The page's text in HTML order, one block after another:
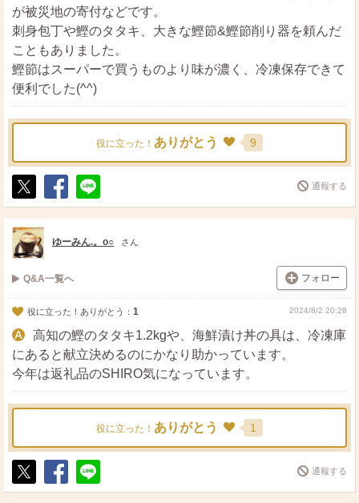
が被災地の寄付などです。
刺身包丁や鰹のタタキ、大きな鰹節&鰹節削り器を頼んだ
こともありました。
鰹節はスーパーで買うものより味が濃く、冷凍保存できて
便利でした(^^)
役に立った！ ありがとう 9
ポ
ス
ト
シ
ェ
送
る
通報する
ゆーみん.。o○ さん
Q&A一覧へ フォロー
役に立った！ありがとう： 1 2024/8/2 20:28
高知の鰹のタタキ1.2kgや、海鮮漬け丼の具は、冷凍庫
にあると献立決めるのにかなり助かっています。
今年は返礼品のSHIRO気になっています。
役に立った！ ありがとう 1
ポ
シ
送
通報する